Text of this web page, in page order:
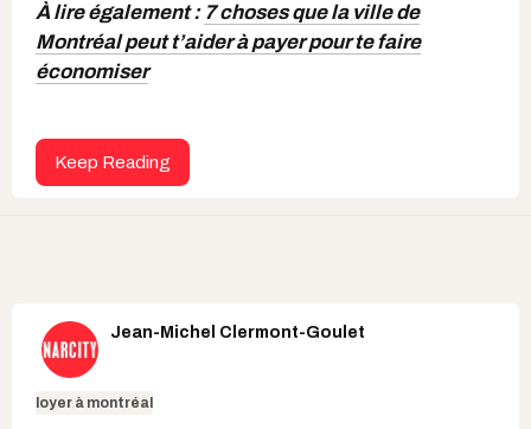
À lire également : 7 choses que la ville de
Montréal peut t’aider à payer pour te faire
économiser
Keep Reading
Jean-Michel Clermont-Goulet
loyer à montréal